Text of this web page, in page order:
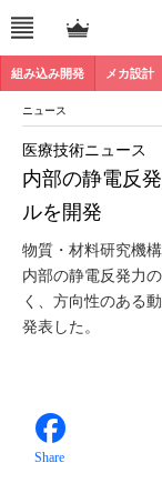
組み込み開発 メカ設計
ニュース
内部の静電反
ルを開発
医療技術ニュース
物質・材料研究機
内部の静電反発力
く、方向性のある
発表した。
Share